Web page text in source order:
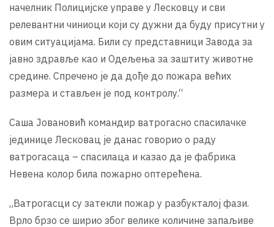
начелник Полицијске управе у Лесковцу и сви
релевантни чиниоци који су дужни да буду присутни у
овим ситуацијама. Били су представници Завода за
јавно здравље као и Одељења за заштиту животне
средине. Спречено је да дође до пожара већих
размера и стављен је под контролу.“
Саша Јовановић командир ватрогасно спасилачке
јединице Лесковац је данас говорио о раду
ватрогасаца – спасилаца и казао да је фабрика
Невена колор била пожарно оптерећена.
„Ватрогасци су затекли пожар у разбукталој фази.
Врло брзо се ширио због велике количине запаљиве